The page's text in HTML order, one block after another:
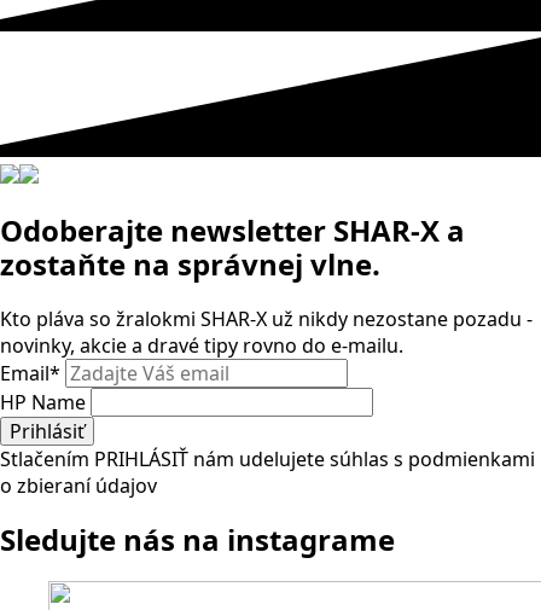
Odoberajte newsletter SHAR-X a
zostaňte na správnej vlne.
Kto pláva so žralokmi SHAR-X už nikdy nezostane pozadu -
novinky, akcie a dravé tipy rovno do e-mailu.
Email*
HP Name
Prihlásiť
Stlačením PRIHLÁSIŤ nám udelujete súhlas s podmienkami
o zbieraní údajov
Sledujte nás na instagrame